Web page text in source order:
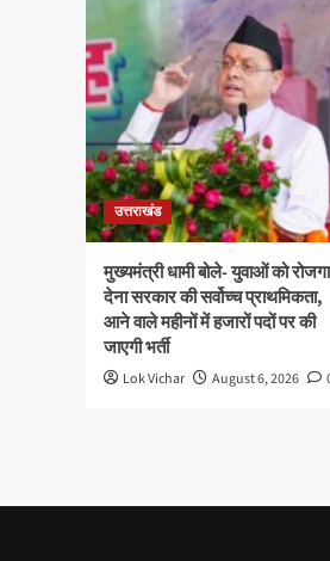
उत्तराखंड
मुख्यमंत्री धामी बोले- युवाओं को
देना सरकार की सर्वोच्च प्राथमिकता,
आने वाले महीनों में हजारों पदों पर की
जाएगी भर्ती
Lok Vichar August 6, 2026